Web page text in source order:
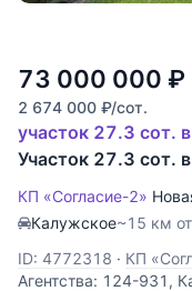
73 000 000 ₽
2 674 000 ₽/сот.
участок 27.3 сот.
Участок 27.3 сот.
КП «Согласие-2»
Калужское~15 км
ID: 4772318 · КП
Агентства: 124-931,